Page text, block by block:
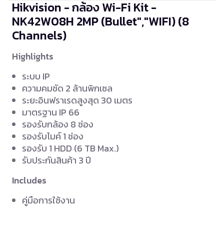
Hikvision - กล้อง Wi-Fi Kit -
NK42W08H 2MP (Bullet","WIFI) (8
Channels)
Highlights
ระบบ IP
ความคมชัด 2 ล้านพิกเซล
ระยะอินฟราเรดสูงสุด 30 เมตร
มาตรฐาน IP 66
รองรับกล้อง 8 ช่อง
รองรับไมค์ 1 ช่อง
รองรับ 1 HDD (6 TB Max.)
รับประกันสินค้า 3 ปี
Includes
คู่มือการใช้งาน